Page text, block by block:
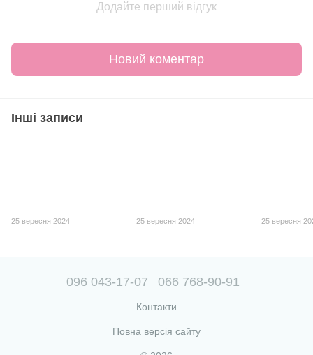
Додайте перший відгук
Новий коментар
Інші записи
25 вересня 2024 25 вересня 2024 25 вересня
096 043-17-07 066 768-90-91
Контакти
Повна версія сайту